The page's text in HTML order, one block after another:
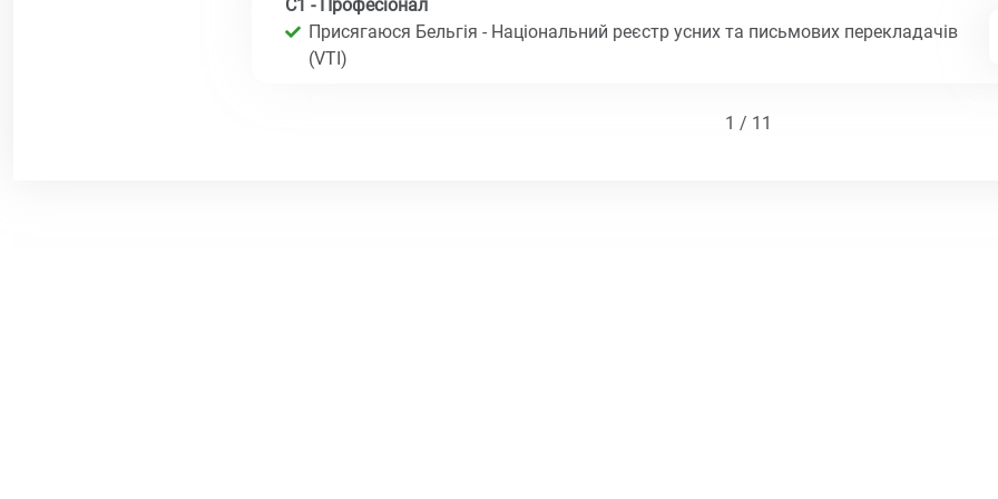
C1 - Професіонал
Присягаюся Бельгія - Національний реєстр усних та письмових перекладачів
(VTI)
1 / 11